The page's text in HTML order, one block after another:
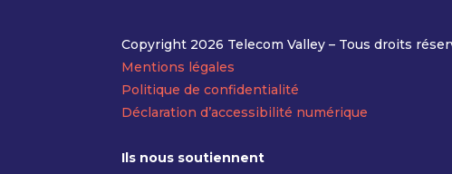
Copyright 2026 Telecom Valley – Tous droits
Mentions légales
Politique de confidentialité
Déclaration d’accessibilité numérique
Ils nous soutiennent